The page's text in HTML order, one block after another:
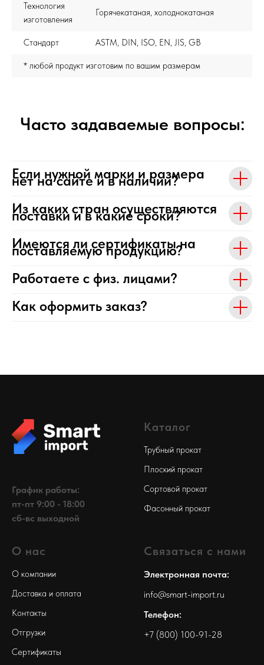
Технология
изготовления
Горячекатаная, холоднокатаная
Стандарт ASTM, DIN, ISO, EN, JIS, GB
* любой продукт изготовим по вашим размерам
Часто задаваемые вопросы:
Если нужной марки и размера
нет на сайте и в наличии?
Из каких стран осуществляются
поставки и в какие сроки?
Имеются ли сертификаты на
поставляемую продукцию?
Работаете с физ. лицами?
Как оформить заказ?
График работы:
пт-пт 9:00 - 18:00
сб-вс выходной
Каталог
Трубный прокат
Плоский прокат
Сортовой прокат
Фасонный прокат
О нас
О компании
Доставка и оплата
Контакты
Отгрузки
Сертификаты
Связаться с нами
Электронная почта:
info@smart-import.ru
Телефон:
+7 (800) 100-91-28